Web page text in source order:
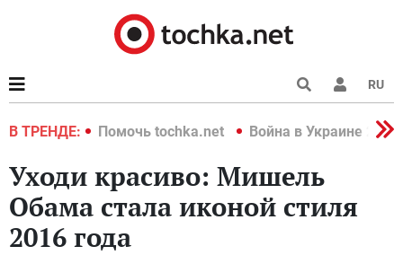
RU
В ТРЕНДЕ:
2022 Помочь tochka.net Война в Украине 2022
Уходи красиво: Мишель
Обама стала иконой стиля
2016 года